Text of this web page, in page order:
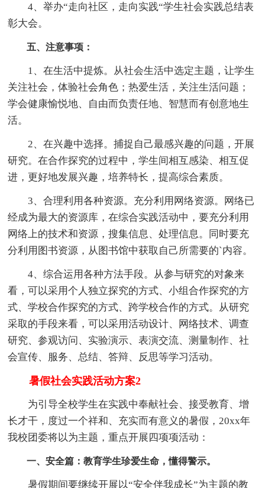
4、举办“走向社区，走向实践“学生社会实践总结表
彰大会。
五、注意事项：
1、在生活中提炼。从社会生活中选定主题，让学生
关注社会，体验社会角色；热爱生活，关注生活问题；
学会健康愉悦地、自由而负责任地、智慧而有创意地生
活。
2、在兴趣中选择。捕捉自己最感兴趣的问题，开展
研究。在合作探究的过程中，学生间相互感染、相互促
进，更好地发展兴趣，培养特长，提高综合素质。
3、合理利用各种资源。充分利用网络资源。网络已
经成为最大的资源库，在综合实践活动中，要充分利用
网络上的技术和资源，搜集信息、处理信息。同时要充
分利用图书资源，从图书馆中获取自己所需要的`内容。
4、综合运用各种方法手段。从参与研究的对象来
看，可以采用个人独立探究的方式、小组合作探究的方
式、学校合作探究的方式、跨学校合作的方式。从研究
采取的手段来看，可以采用活动设计、网络技术、调查
研究、参观访问、实验演示、表演交流、测量制作、社
会宣传、服务、总结、答辩、反思等学习活动。
暑假社会实践活动方案2
为引导全校学生在实践中奉献社会、接受教育、增
长才干，度过一个祥和、充实而有意义的暑假，20xx年
我校团委将以为主题，重点开展四项项活动：
一、安全篇：教育学生珍爱生命，懂得警示。
暑假期间要继续开展以“安全伴我成长”为主题的教